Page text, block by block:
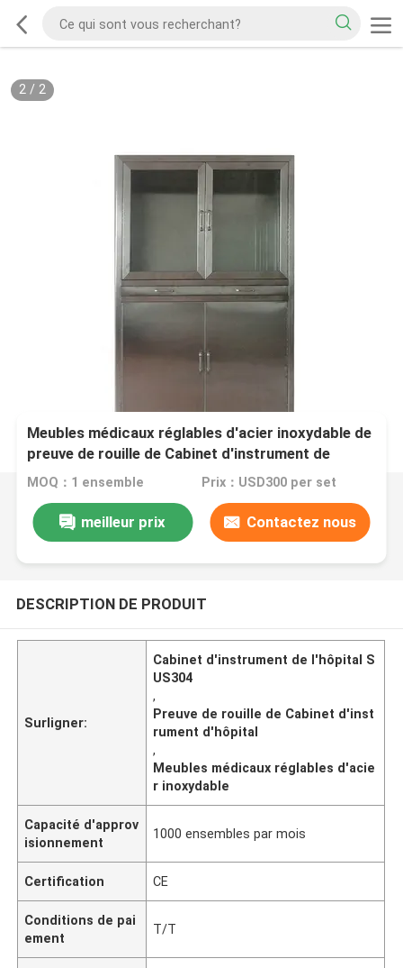
2/ 2
Meubles médicaux réglables d'acier inoxydable de
preuve de rouille de Cabinet d'instrument de
l'hôpital SUS304
MOQ：1 ensemble Prix：USD300 per set
meilleur prix Contactez nous
DESCRIPTION DE PRODUIT
Surligner:
Cabinet d'instrument de l'hôpital S
US304
,
Preuve de rouille de Cabinet d'inst
rument d'hôpital
,
Meubles médicaux réglables d'acie
r inoxydable
Capacité d'approv
isionnement
1000 ensembles par mois
Certification CE
Conditions de pai
ement
T/T